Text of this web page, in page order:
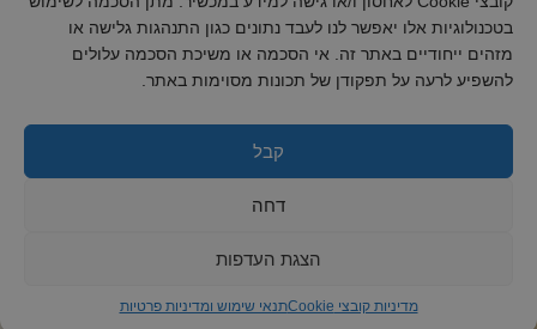
בטכנולוגיות אלו יאפשר לנו לעבד נתונים כגון התנהגות גלישה או
מזהים ייחודיים באתר זה. אי הסכמה או משיכת הסכמה עלולים
להשפיע לרעה על תפקודן של תכונות מסוימות באתר.
קבל
דחה
הצגת העדפות
מדיניות קובצי Cookie תנאי שימוש ומדיניות פרטיות
מדיניות קובצי Cookie
ד